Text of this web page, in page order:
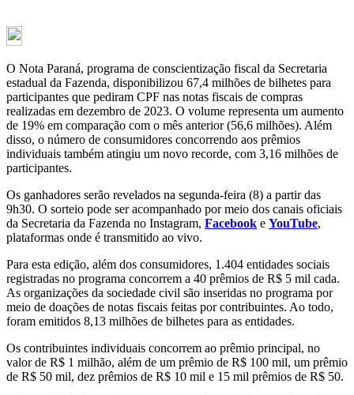
O Nota Paraná, programa de conscientização fiscal da Secretaria
estadual da Fazenda, disponibilizou 67,4 milhões de bilhetes para
participantes que pediram CPF nas notas fiscais de compras
realizadas em dezembro de 2023. O volume representa um aumento
de 19% em comparação com o mês anterior (56,6 milhões). Além
disso, o número de consumidores concorrendo aos prêmios
individuais também atingiu um novo recorde, com 3,16 milhões de
participantes.
Os ganhadores serão revelados na segunda-feira (8) a partir das
9h30. O sorteio pode ser acompanhado por meio dos canais oficiais
da Secretaria da Fazenda no Instagram, Facebook e YouTube,
plataformas onde é transmitido ao vivo.
Para esta edição, além dos consumidores, 1.404 entidades sociais
registradas no programa concorrem a 40 prêmios de R$ 5 mil cada.
As organizações da sociedade civil são inseridas no programa por
meio de doações de notas fiscais feitas por contribuintes. Ao todo,
foram emitidos 8,13 milhões de bilhetes para as entidades.
Os contribuintes individuais concorrem ao prêmio principal, no
valor de R$ 1 milhão, além de um prêmio de R$ 100 mil, um prêmio
de R$ 50 mil, dez prêmios de R$ 10 mil e 15 mil prêmios de R$ 50.